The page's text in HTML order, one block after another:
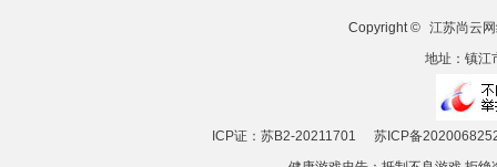
Copyright © 江苏尚云
地址：镇江
ICP证：苏B2-20211701
苏ICP备